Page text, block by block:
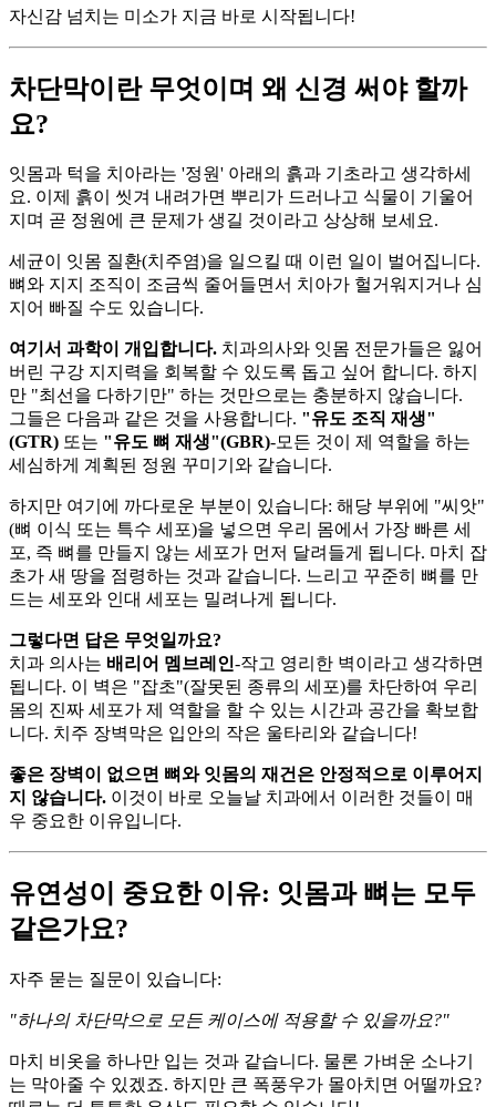
자신감 넘치는 미소가 지금 바로 시작됩니다!
차단막이란 무엇이며 왜 신경 써야 할까
요?
잇몸과 턱을 치아라는 '정원' 아래의 흙과 기초라고 생각하세
요. 이제 흙이 씻겨 내려가면 뿌리가 드러나고 식물이 기울어
지며 곧 정원에 큰 문제가 생길 것이라고 상상해 보세요.
세균이 잇몸 질환(치주염)을 일으킬 때 이런 일이 벌어집니다.
뼈와 지지 조직이 조금씩 줄어들면서 치아가 헐거워지거나 심
지어 빠질 수도 있습니다.
여기서 과학이 개입합니다. 치과의사와 잇몸 전문가들은 잃어
버린 구강 지지력을 회복할 수 있도록 돕고 싶어 합니다. 하지
만 "최선을 다하기만" 하는 것만으로는 충분하지 않습니다.
그들은 다음과 같은 것을 사용합니다. "유도 조직 재생"
(GTR) 또는 "유도 뼈 재생"(GBR)-모든 것이 제 역할을 하는
세심하게 계획된 정원 꾸미기와 같습니다.
하지만 여기에 까다로운 부분이 있습니다: 해당 부위에 "씨앗"
(뼈 이식 또는 특수 세포)을 넣으면 우리 몸에서 가장 빠른 세
포, 즉 뼈를 만들지 않는 세포가 먼저 달려들게 됩니다. 마치 잡
초가 새 땅을 점령하는 것과 같습니다. 느리고 꾸준히 뼈를 만
드는 세포와 인대 세포는 밀려나게 됩니다.
그렇다면 답은 무엇일까요?
치과 의사는 배리어 멤브레인-작고 영리한 벽이라고 생각하면
됩니다. 이 벽은 "잡초"(잘못된 종류의 세포)를 차단하여 우리
몸의 진짜 세포가 제 역할을 할 수 있는 시간과 공간을 확보합
니다. 치주 장벽막은 입안의 작은 울타리와 같습니다!
좋은 장벽이 없으면 뼈와 잇몸의 재건은 안정적으로 이루어지
지 않습니다. 이것이 바로 오늘날 치과에서 이러한 것들이 매
우 중요한 이유입니다.
유연성이 중요한 이유: 잇몸과 뼈는 모두
같은가요?
자주 묻는 질문이 있습니다:
"하나의 차단막으로 모든 케이스에 적용할 수 있을까요?"
마치 비옷을 하나만 입는 것과 같습니다. 물론 가벼운 소나기
는 막아줄 수 있겠죠. 하지만 큰 폭풍우가 몰아치면 어떨까요?